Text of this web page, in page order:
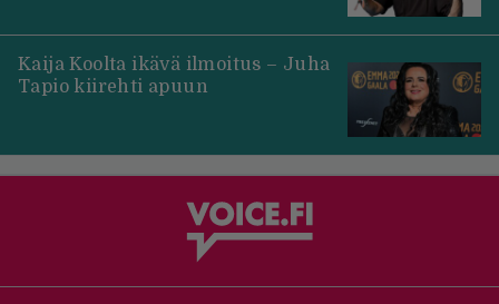
Kaija Koolta ikävä ilmoitus – Juha
Tapio kiirehti apuun